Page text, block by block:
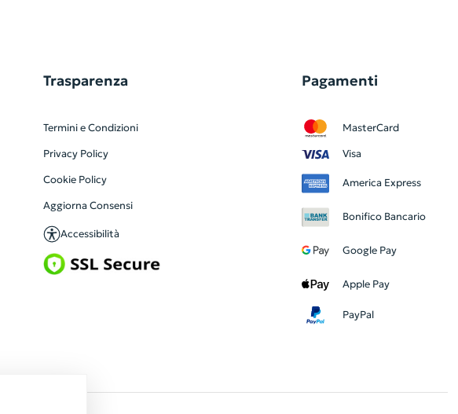
Trasparenza
Termini e Condizioni
Privacy Policy
Cookie Policy
Aggiorna Consensi
Accessibilità
Pagamenti
MasterCard
Visa
America Express
Bonifico Bancario
Google Pay
Apple Pay
PayPal